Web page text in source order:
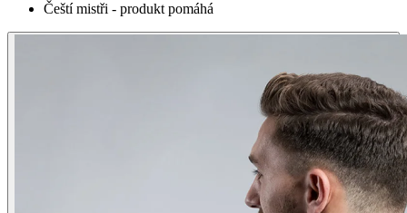
Čeští mistři - produkt pomáhá